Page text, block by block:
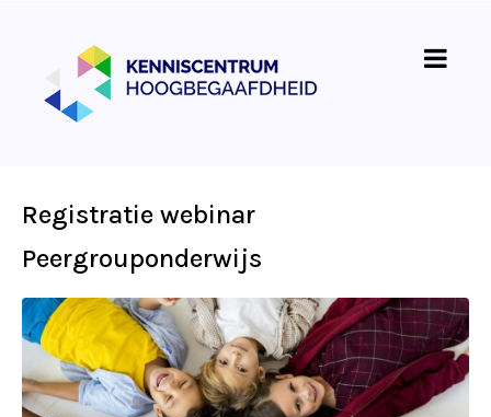
Registratie webinar
Peergrouponderwijs